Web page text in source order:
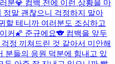
분💎 컴백 전에 이런 상황을 마
정말 괜찮으니 걱정하지 말아
할 테니까 여러분도 조심하고
커🌠 준규에요🐨 컴백을 앞두
정 끼쳐드린 것 같아서 미안해
분들의 응원 덕분에 힘내고 있